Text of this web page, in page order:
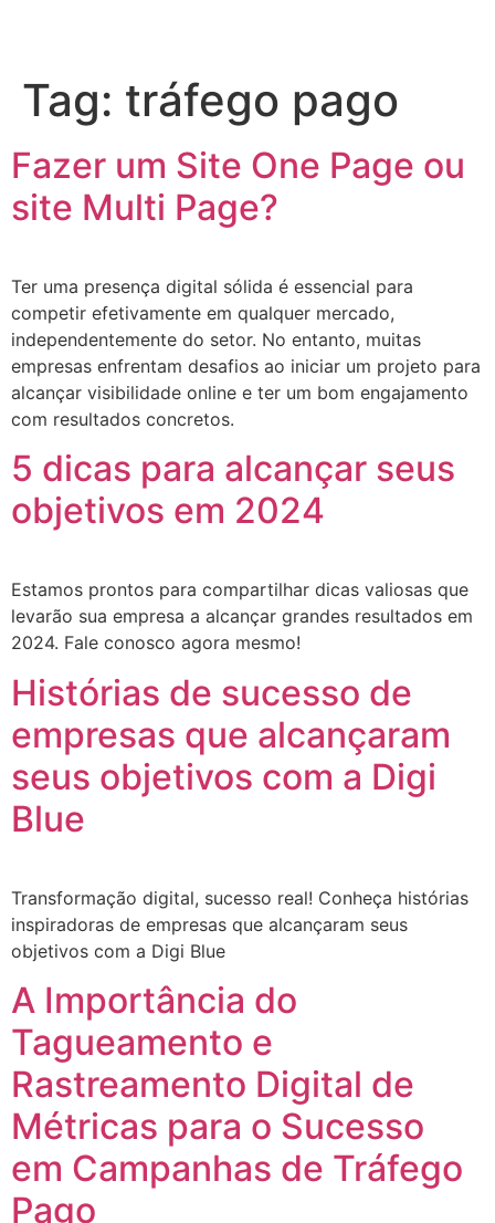
Tag: tráfego pago
Fazer um Site One Page ou
site Multi Page?
Ter uma presença digital sólida é essencial para
competir efetivamente em qualquer mercado,
independentemente do setor. No entanto, muitas
empresas enfrentam desafios ao iniciar um projeto para
alcançar visibilidade online e ter um bom engajamento
com resultados concretos.
5 dicas para alcançar seus
objetivos em 2024
Estamos prontos para compartilhar dicas valiosas que
levarão sua empresa a alcançar grandes resultados em
2024. Fale conosco agora mesmo!
Histórias de sucesso de
empresas que alcançaram
seus objetivos com a Digi
Blue
Transformação digital, sucesso real! Conheça histórias
inspiradoras de empresas que alcançaram seus
objetivos com a Digi Blue
A Importância do
Tagueamento e
Rastreamento Digital de
Métricas para o Sucesso
em Campanhas de Tráfego
Pago